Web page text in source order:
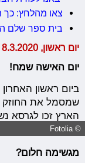
צאו מהלחץ: כך
בית ספר שלם
יום ראשון, 8.3.2020
יום האישה שמח!
ביום ראשון
שמסמל את החוזק
הארץ זכו לגרסא
© Fotolia
מגשימה חלום?